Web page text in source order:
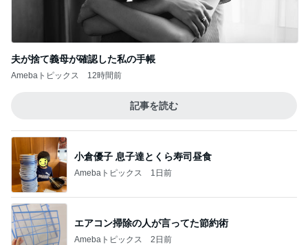
夫が捨て義母が確認した私の手帳
Amebaトピックス 12時間前
記事を読む
小倉優子 息子達とくら寿司昼食
Amebaトピックス 1日前
エアコン掃除の人が言ってた節約術
Amebaトピックス 2日前